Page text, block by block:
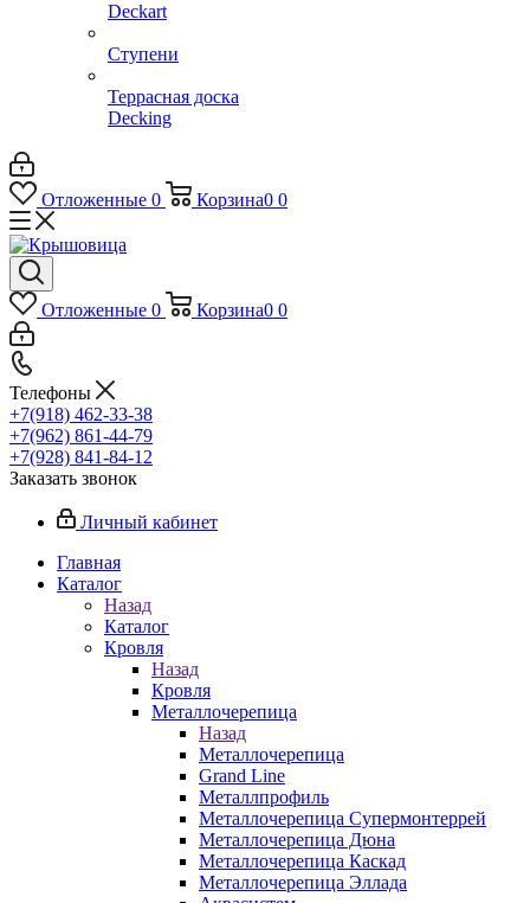
Deckart
Ступени
Террасная доска
Decking
Отложенные 0 Корзина0 0
Отложенные 0 Корзина0 0
Телефоны
+7(918) 462-33-38
+7(962) 861-44-79
+7(928) 841-84-12
Заказать звонок
Личный кабинет
Главная
Каталог
Назад
Каталог
Кровля
Назад
Кровля
Металлочерепица
Назад
Металлочерепица
Grand Line
Металлпрофиль
Металлочерепица Супермонтеррей
Металлочерепица Дюна
Металлочерепица Каскад
Металлочерепица Эллада